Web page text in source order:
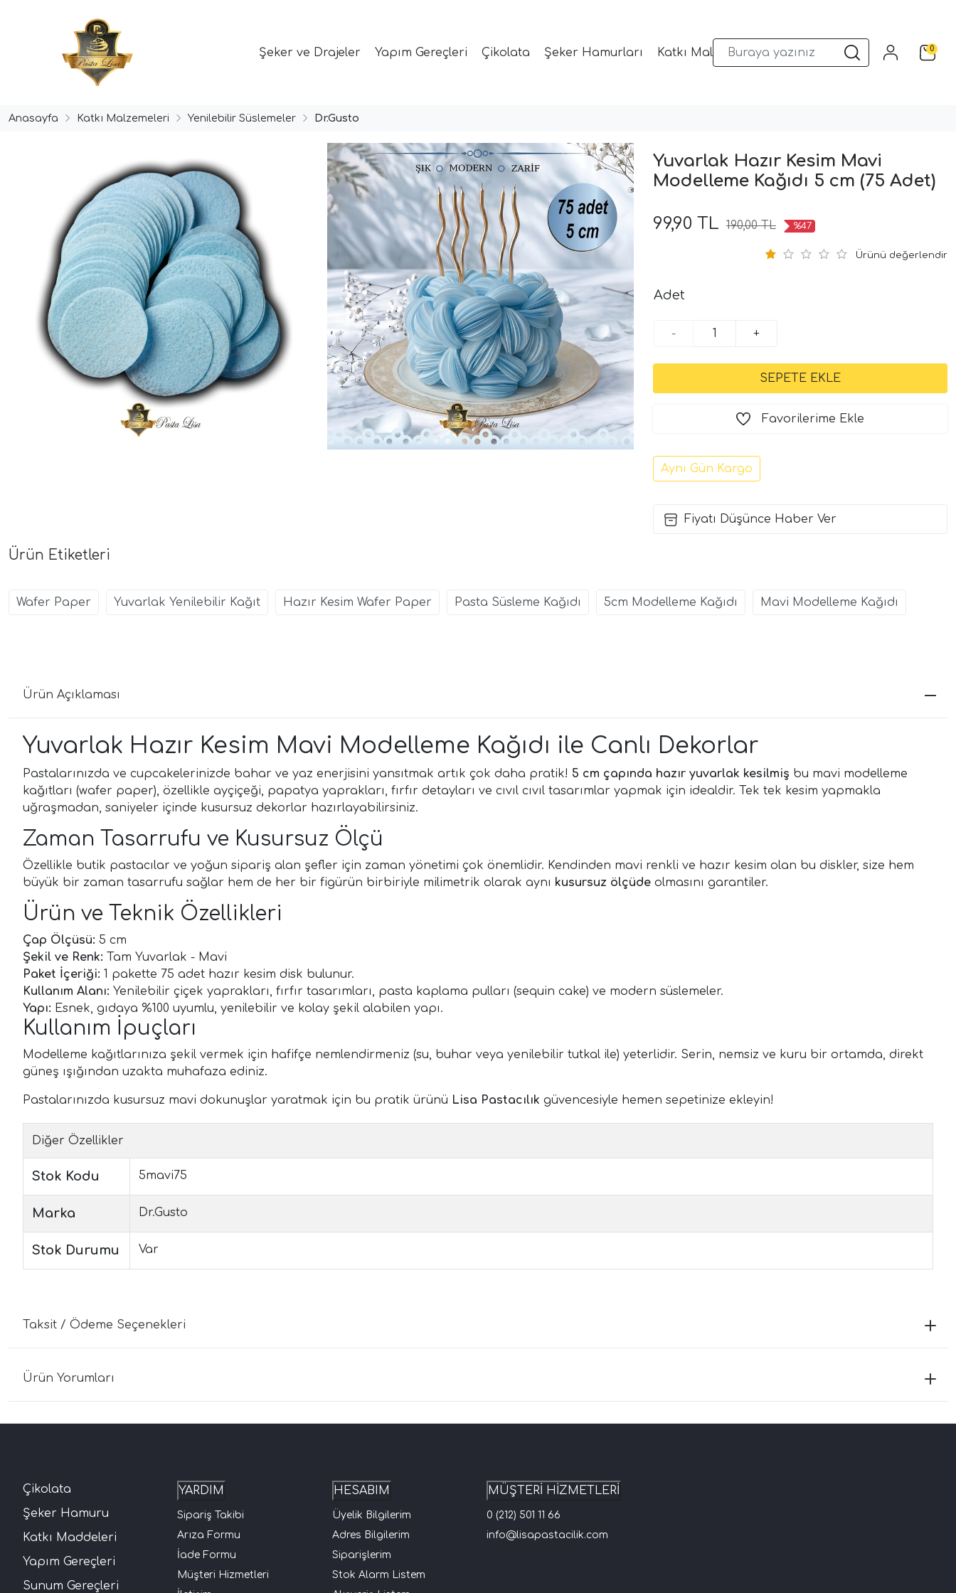
Şeker ve Drajeler Yapım Gereçleri Çikolata Şeker Hamurları Katkı Malzemeleri Sunum Gereçleri Kalıplar0
Anasayfa Katkı Malzemeleri Yenilebilir Süslemeler Dr.Gusto
Yuvarlak Hazır Kesim Mavi
Modelleme Kağıdı 5 cm (75 Adet)
99,90 TL 190,00 TL %47
Ürünü değerlendir
Adet
- +
Favorilerime Ekle
Aynı Gün Kargo
Fiyatı Düşünce Haber Ver
Ürün Etiketleri
Wafer Paper Yuvarlak Yenilebilir Kağıt Hazır Kesim Wafer Paper Pasta Süsleme Kağıdı 5cm Modelleme Kağıdı Mavi Modelleme Kağıdı
Ürün Açıklaması
Yuvarlak Hazır Kesim Mavi Modelleme Kağıdı ile Canlı Dekorlar
Pastalarınızda ve cupcakelerinizde bahar ve yaz enerjisini yansıtmak artık çok daha pratik! 5 cm çapında hazır yuvarlak kesilmiş bu mavi modelleme
kağıtları (wafer paper), özellikle ayçiçeği, papatya yaprakları, fırfır detayları ve cıvıl cıvıl tasarımlar yapmak için idealdir. Tek tek kesim yapmakla
uğraşmadan, saniyeler içinde kusursuz dekorlar hazırlayabilirsiniz.
Zaman Tasarrufu ve Kusursuz Ölçü
Özellikle butik pastacılar ve yoğun sipariş alan şefler için zaman yönetimi çok önemlidir. Kendinden mavi renkli ve hazır kesim olan bu diskler, size hem
büyük bir zaman tasarrufu sağlar hem de her bir figürün birbiriyle milimetrik olarak aynı kusursuz ölçüde olmasını garantiler.
Ürün ve Teknik Özellikleri
Çap Ölçüsü: 5 cm
Şekil ve Renk: Tam Yuvarlak - Mavi
Paket İçeriği: 1 pakette 75 adet hazır kesim disk bulunur.
Kullanım Alanı: Yenilebilir çiçek yaprakları, fırfır tasarımları, pasta kaplama pulları (sequin cake) ve modern süslemeler.
Yapı: Esnek, gıdaya %100 uyumlu, yenilebilir ve kolay şekil alabilen yapı.
Kullanım İpuçları
Modelleme kağıtlarınıza şekil vermek için hafifçe nemlendirmeniz (su, buhar veya yenilebilir tutkal ile) yeterlidir. Serin, nemsiz ve kuru bir ortamda, direkt
güneş ışığından uzakta muhafaza ediniz.
Pastalarınızda kusursuz mavi dokunuşlar yaratmak için bu pratik ürünü Lisa Pastacılık güvencesiyle hemen sepetinize ekleyin!
Diğer Özellikler
Stok Kodu 5mavi75
Marka Dr.Gusto
Stok Durumu Var
Taksit / Ödeme Seçenekleri
Ürün Yorumları
Çikolata
Şeker Hamuru
Katkı Maddeleri
Yapım Gereçleri
Sunum Gereçleri
YARDIM
Sipariş Takibi
Arıza Formu
İade Formu
Müşteri Hizmetleri
HESABIM
Üyelik Bilgilerim
Adres Bilgilerim
Siparişlerim
Stok Alarm Listem
MÜŞTERİ HİZMETLERİ
0 (212) 501 11 66
info@lisapastacilik.com